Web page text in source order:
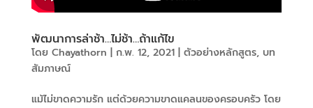
พัฒนาการล่าช้า…ไม่ช้า…ถ้าแก้ไข
โดย Chayathorn ก.พ. 12, 2021| ตัวอย่างหลักสูตร, บท
สัมภาษณ์
แม้ไม่ขาดความรัก แต่ด้วยความขาดแคลนของครอบครัว โดย